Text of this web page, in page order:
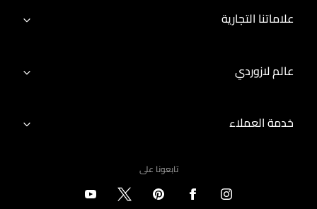
علاماتنا التجارية
عالم لازوردي
خدمة العملاء
تابعونا على